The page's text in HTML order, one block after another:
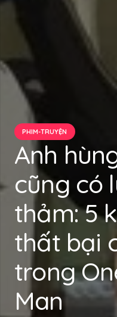
PHIM-TRUYỆN
Anh
cũng có
thảm: 5
thất bại
trong
Man